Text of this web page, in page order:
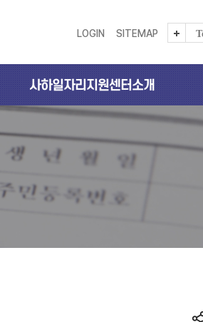
LOGIN SITEMAP
사하일자리지원센터소개